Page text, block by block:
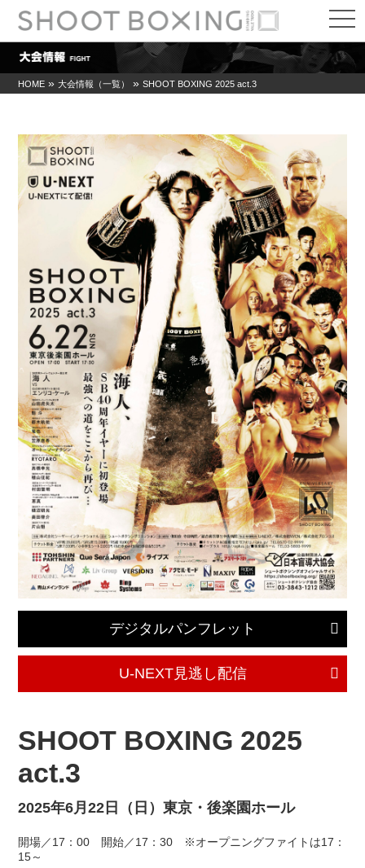
t
o
g
g
n
i
HOME »大会情報（一覧） »SHOOT BOXING 2025 act.3
デジタルパンフレット
U-NEXT見逃し配信
SHOOT BOXING 2025
act.3
2025年6月22日（日）東京・後楽園ホール
開場／17：00 開始／17：30 ※オープニングファイトは17：
15～